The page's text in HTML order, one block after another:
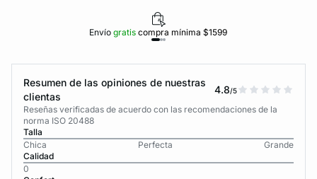
Envíogratiscompra mínima $1599
Resumen de las opiniones de nuestras
clientas
4.8/5
Reseñas verificadas de acuerdo con las recomendaciones de la
norma ISO 20488
Talla
Chica
Perfecta
Grande
Calidad
0